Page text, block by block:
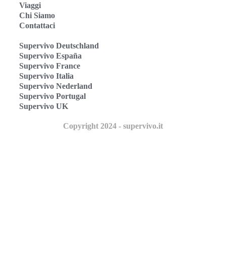
Viaggi
Chi Siamo
Contattaci
Supervivo Deutschland
Supervivo España
Supervivo France
Supervivo Italia
Supervivo Nederland
Supervivo Portugal
Supervivo UK
Copyright 2024 - supervivo.it